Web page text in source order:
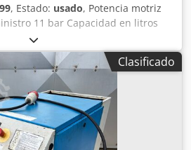
, Estado: usado, Potencia motriz
11 bar Capacidad en litros
Peso de la máquina aprox.
aprox. 1,5x0,5x0,8 m
Clasificado